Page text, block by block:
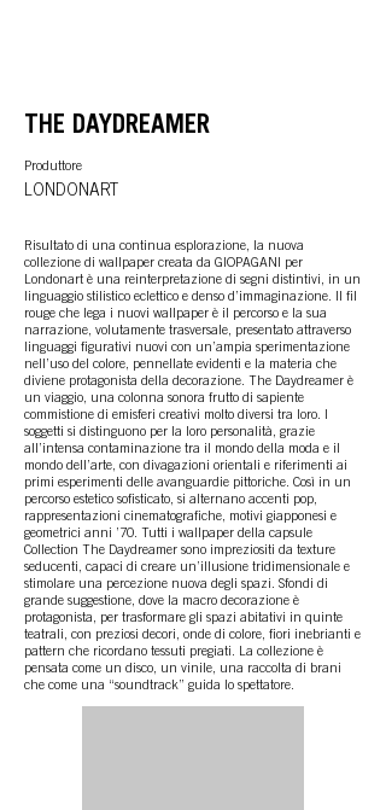
THE DAYDREAMER
Produttore
LONDONART
Risultato di una continua esplorazione, la nuova
collezione di wallpaper creata da GIOPAGANI per
Londonart è una reinterpretazione di segni distintivi, in un
linguaggio stilistico eclettico e denso d’immaginazione. Il fil
rouge che lega i nuovi wallpaper è il percorso e la sua
narrazione, volutamente trasversale, presentato attraverso
linguaggi figurativi nuovi con un’ampia sperimentazione
nell’uso del colore, pennellate evidenti e la materia che
diviene protagonista della decorazione. The Daydreamer è
un viaggio, una colonna sonora frutto di sapiente
commistione di emisferi creativi molto diversi tra loro. I
soggetti si distinguono per la loro personalità, grazie
all’intensa contaminazione tra il mondo della moda e il
mondo dell’arte, con divagazioni orientali e riferimenti ai
primi esperimenti delle avanguardie pittoriche. Così in un
percorso estetico sofisticato, si alternano accenti pop,
rappresentazioni cinematografiche, motivi giapponesi e
geometrici anni ’70. Tutti i wallpaper della capsule
Collection The Daydreamer sono impreziositi da texture
seducenti, capaci di creare un’illusione tridimensionale e
stimolare una percezione nuova degli spazi. Sfondi di
grande suggestione, dove la macro decorazione è
protagonista, per trasformare gli spazi abitativi in quinte
teatrali, con preziosi decori, onde di colore, fiori inebrianti e
pattern che ricordano tessuti pregiati. La collezione è
pensata come un disco, un vinile, una raccolta di brani
che come una “soundtrack” guida lo spettatore.